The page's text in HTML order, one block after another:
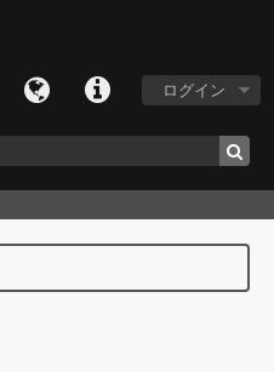
ログイン